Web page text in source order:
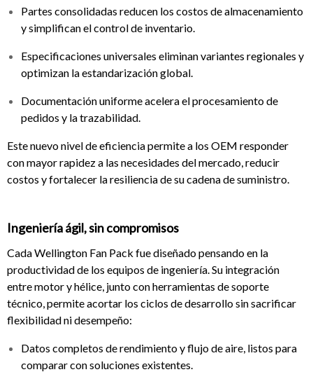
Partes consolidadas reducen los costos de almacenamiento
y simplifican el control de inventario.
Especificaciones universales eliminan variantes regionales y
optimizan la estandarización global.
Documentación uniforme acelera el procesamiento de
pedidos y la trazabilidad.
Este nuevo nivel de eficiencia permite a los OEM responder
con mayor rapidez a las necesidades del mercado, reducir
costos y fortalecer la resiliencia de su cadena de suministro.
Ingeniería ágil, sin compromisos
Cada Wellington Fan Pack fue diseñado pensando en la
productividad de los equipos de ingeniería. Su integración
entre motor y hélice, junto con herramientas de soporte
técnico, permite acortar los ciclos de desarrollo sin sacrificar
flexibilidad ni desempeño:
Datos completos de rendimiento y flujo de aire, listos para
comparar con soluciones existentes.